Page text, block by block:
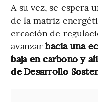
A su vez, se espera
de la matriz
creación de
avanzar hacia una
baja en carbono y
de Desarrollo